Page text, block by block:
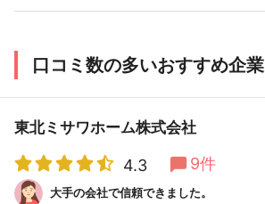
口コミ数の多いおすすめ企業
東北ミサワホーム株式会社
4.3 9件
大手の会社で信頼できました。